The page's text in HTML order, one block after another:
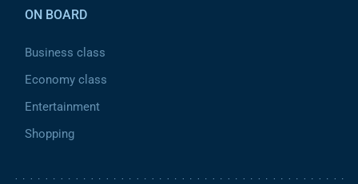
ON BOARD
Business class
Economy class
Entertainment
Shopping